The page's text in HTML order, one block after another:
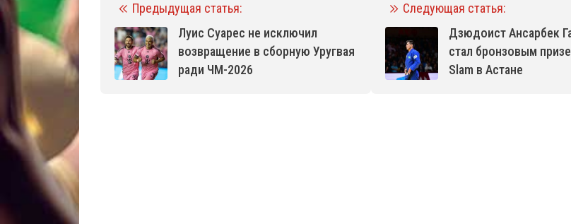
Предыдущая статья:
Луис Суарес не исключил
возвращение в сборную Уругвая
ради ЧМ-2026
Следующая статья:
Дзюдоист Ансарбек
стал бронзовым
Slam в Астане